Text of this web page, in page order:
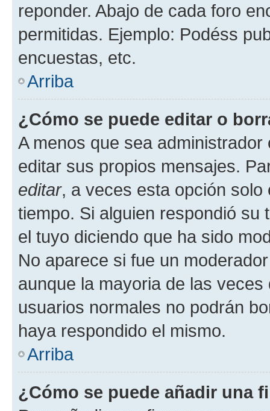
reponder. Abajo de cada foro
permitidas. Ejemplo: Podéss
encuestas, etc.
Arriba
¿Cómo se puede editar o
A menos que sea
editar sus propios mensajes.
editar, a veces esta opción
tiempo. Si alguien respondió
el tuyo diciendo que ha sido
No aparece si fue un
aunque la mayoria de las
usuarios normales no podrán
haya respondido el mismo.
Arriba
¿Cómo se puede añadir una